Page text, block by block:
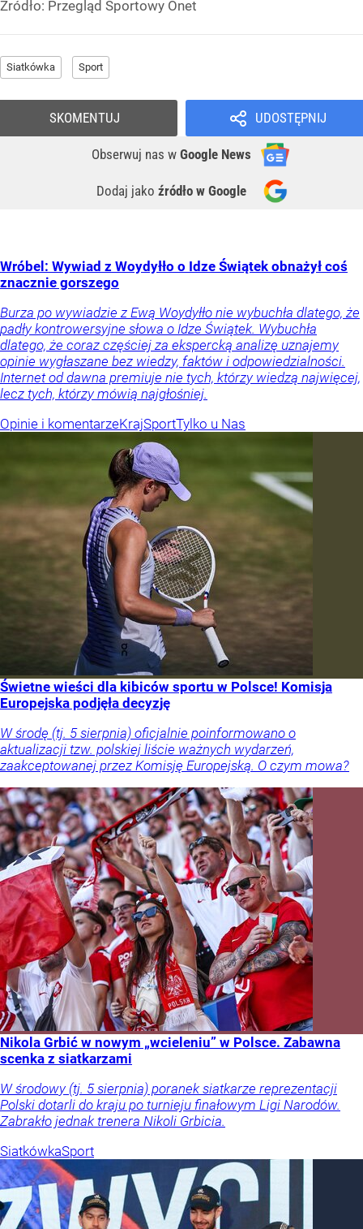
Źródło: Przegląd Sportowy Onet
Siatkówka Sport
UDOSTĘPNIJ
Obserwuj nas w Google News
Dodaj jako źródło w Google
SKOMENTUJ
Wróbel: Wywiad z Woydyłło o Idze Świątek obnażył coś
znacznie gorszego
Burza po wywiadzie z Ewą Woydyłło nie wybuchła dlatego, że
padły kontrowersyjne słowa o Idze Świątek. Wybuchła
dlatego, że coraz częściej za ekspercką analizę uznajemy
opinie wygłaszane bez wiedzy, faktów i odpowiedzialności.
Internet od dawna premiuje nie tych, którzy wiedzą najwięcej,
lecz tych, którzy mówią najgłośniej.
Opinie i komentarzeKrajSportTylko u Nas
Świetne wieści dla kibiców sportu w Polsce! Komisja
Europejska podjęła decyzję
W środę (tj. 5 sierpnia) oficjalnie poinformowano o
aktualizacji tzw. polskiej liście ważnych wydarzeń,
zaakceptowanej przez Komisję Europejską. O czym mowa?
Nikola Grbić w nowym „wcieleniu” w Polsce. Zabawna
scenka z siatkarzami
W środowy (tj. 5 sierpnia) poranek siatkarze reprezentacji
Polski dotarli do kraju po turnieju finałowym Ligi Narodów.
Zabrakło jednak trenera Nikoli Grbicia.
SiatkówkaSport